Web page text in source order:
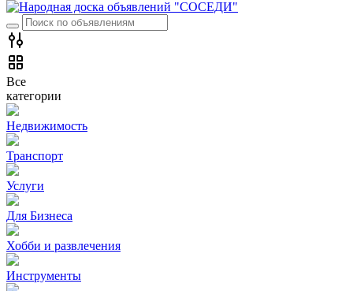
Все
категории
Недвижимость
Транспорт
Услуги
Для Бизнеса
Хобби и развлечения
Инструменты